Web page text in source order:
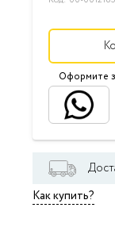
Оформите
Как купить?